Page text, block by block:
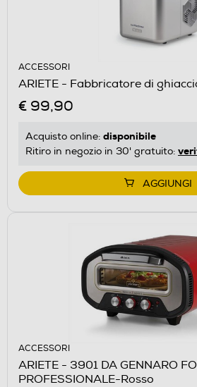
ACCESSORI
ARIETE - Fabbricatore di
€ 99,90
Acquisto online: disponibile
Ritiro in negozio in 30' gratuito:
AGGIUNGI
ACCESSORI
ARIETE - 3901 DA GENNARO
PROFESSIONALE-Rosso